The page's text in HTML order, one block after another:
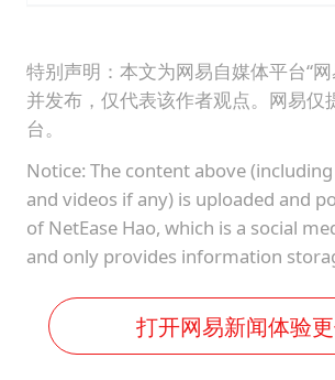
特别声明：本文为网易自媒体平台“
并发布，仅代表该作者观点。网易仅
台。
Notice: The content above
and videos if any) is uploaded and
of NetEase Hao, which is a social
and only provides information
打开网易新闻体验